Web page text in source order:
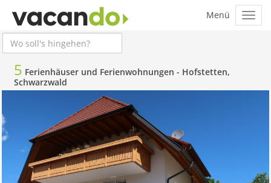
5 Ferienhäuser und Ferienwohnungen - Hofstetten,
Schwarzwald